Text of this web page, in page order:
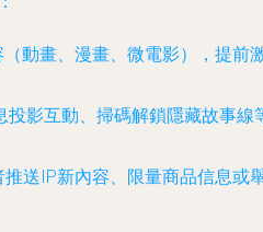
動畫、漫畫、微電影），提
投影互動、掃碼解鎖隱藏故事
送IP新內容、限量商品信息